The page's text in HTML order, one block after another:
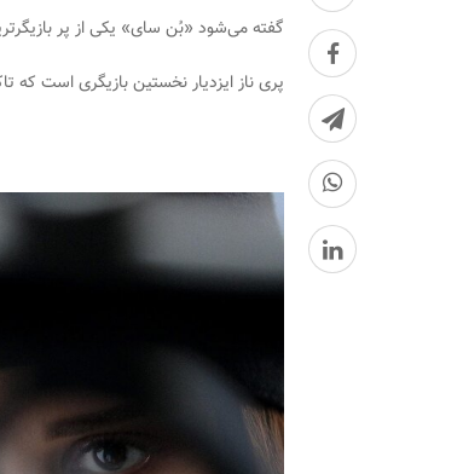
گفته می‌شود «بُن سای» یکی از پر
پری ناز ایزدیار نخستین بازیگری است که